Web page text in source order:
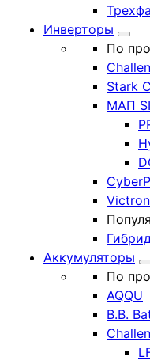
Инверторы
По
Stark
МАП
Victron
Аккумуляторы
По
AQQU
B.B.